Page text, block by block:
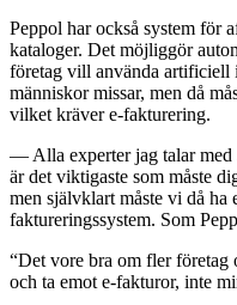
Peppol har också system för
kataloger. Det möjliggör
företag vill använda artificiell
människor missar, men då
vilket kräver e-fakturering.
— Alla experter jag talar med
är det viktigaste som måste
men självklart måste vi då ha
faktureringssystem. Som
“Det vore bra om fler företag
och ta emot e-fakturor, inte